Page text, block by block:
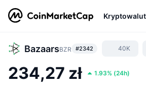
BazaarsBZR #2342 40K
234,27 zł 1.93% (24h)